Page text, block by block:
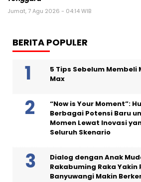
Jumat, 7 Agu 2026 - 04:14 WIB
BERITA POPULER
5 Tips Sebelum Membeli
Max
“Now is Your Moment”:
Berbagai Potensi Baru
Momen Lewat Inovasi
Seluruh Skenario
Dialog dengan Anak
Rakabuming Raka
Banyuwangi Makin